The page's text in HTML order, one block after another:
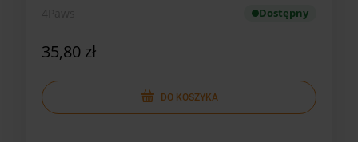
Dostępny
35,80 zł
DO KOSZYKA